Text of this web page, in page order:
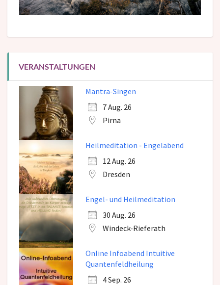
VERANSTALTUNGEN
Mantra-Singen
7 Aug. 26
Pirna
Heilmeditation - Engelabend
12 Aug. 26
Dresden
Engel- und Heilmeditation
30 Aug. 26
Windeck-Rieferath
Online Infoabend Intuitive
Quantenfeldheilung
4 Sep. 26